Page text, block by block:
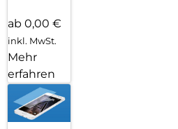
ab 0,00 €
inkl. MwSt.
Mehr
erfahren